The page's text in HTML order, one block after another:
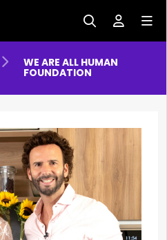
WE ARE ALL HUMAN
FOUNDATION